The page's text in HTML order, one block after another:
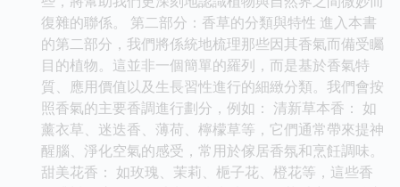
復雜的聯係。 第二部分：香草的分類與特性 進入本書
的第二部分，我們將係統地梳理那些因其香氣而備受矚
目的植物。這並非一個簡單的羅列，而是基於香氣特
質、應用價值以及生長習性進行的細緻分類。我們會按
照香氣的主要香調進行劃分，例如： 清新草本香： 如
薰衣草、迷迭香、薄荷、檸檬草等，它們通常帶來提神
醒腦、淨化空氣的感受，常用於傢居香氛和烹飪調味。
甜美花香： 如玫瑰、茉莉、梔子花、橙花等，這些香